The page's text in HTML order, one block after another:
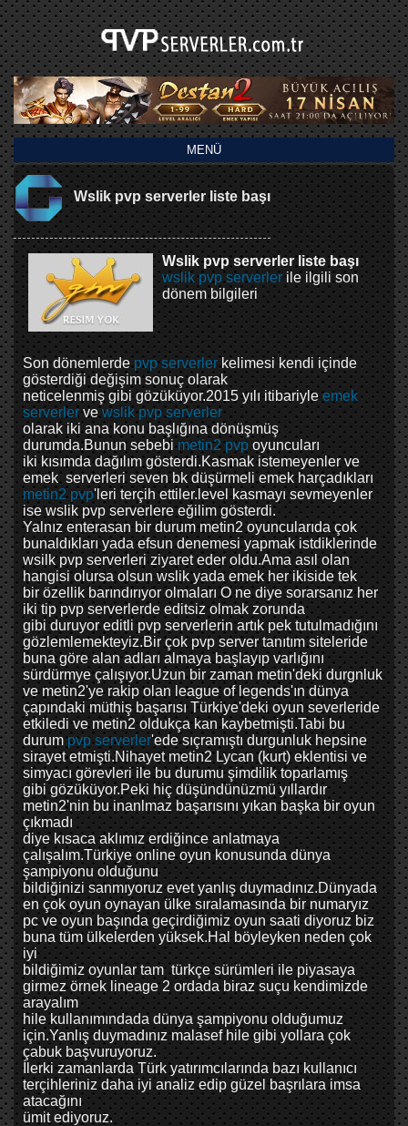
MENÜ
Wslik pvp serverler liste başı
Wslik pvp serverler liste başı
wslik pvp serverlerile ilgili son
dönem bilgileri
Son dönemlerdepvp serverlerkelimesi kendi içinde
gösterdiği değişim sonuç olarak
neticelenmiş gibi gözüküyor.2015 yılı itibariyleemek
serverlervewslik pvp serverler
olarak iki ana konu başlığına dönüşmüş
durumda.Bunun sebebimetin2 pvpoyuncuları
iki kısımda dağılım gösterdi.Kasmak istemeyenler ve
emek serverleri seven bk düşürmeli emek harçadıkları
metin2 pvp'leri terçih ettiler.level kasmayı sevmeyenler
ise wslik pvp serverlere eğilim gösterdi.
Yalnız enterasan bir durum metin2 oyuncularıda çok
bunaldıkları yada efsun denemesi yapmak istdiklerinde
wsilk pvp serverleri ziyaret eder oldu.Ama asıl olan
hangisi olursa olsun wslik yada emek her ikiside tek
bir özellik barındırıyor olmaları O ne diye sorarsanız her
iki tip pvp serverlerde editsiz olmak zorunda
gibi duruyor editli pvp serverlerin artık pek tutulmadığını
gözlemlemekteyiz.Bir çok pvp server tanıtım siteleride
buna göre alan adları almaya başlayıp varlığını
sürdürmye çalışıyor.Uzun bir zaman metin'deki durgnluk
ve metin2'ye rakip olan league of legends'ın dünya
çapındaki müthiş başarısı Türkiye'deki oyun severleride
etkiledi ve metin2 oldukça kan kaybetmişti.Tabi bu
durumpvp serverler'ede sıçramıştı durgunluk hepsine
sirayet etmişti.Nihayet metin2 Lycan (kurt) eklentisi ve
simyacı görevleri ile bu durumu şimdilik toparlamış
gibi gözüküyor.Peki hiç düşündünüzmü yıllardır
metin2'nin bu inanlmaz başarısını yıkan başka bir oyun
çıkmadı
diye kısaca aklımız erdiğince anlatmaya
çalışalım.Türkiye online oyun konusunda dünya
şampiyonu olduğunu
bildiğinizi sanmıyoruz evet yanlış duymadınız.Dünyada
en çok oyun oynayan ülke sıralamasında bir numaryız
pc ve oyun başında geçirdiğimiz oyun saati diyoruz biz
buna tüm ülkelerden yüksek.Hal böyleyken neden çok
iyi
bildiğimiz oyunlar tam türkçe sürümleri ile piyasaya
girmez örnek lineage 2 ordada biraz suçu kendimizde
arayalım
hile kullanımındada dünya şampiyonu olduğumuz
için.Yanlış duymadınız malasef hile gibi yollara çok
çabuk başvuruyoruz.
İlerki zamanlarda Türk yatırımcılarında bazı kullanıcı
terçihleriniz daha iyi analiz edip güzel başrılara imsa
atacağını
ümit ediyoruz.